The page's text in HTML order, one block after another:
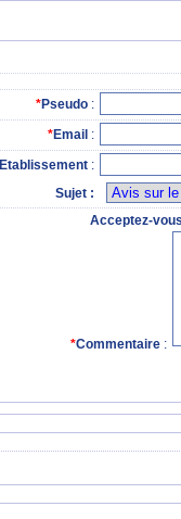
*Pseudo :
*Email :
Etablissement :
Sujet :
Acceptez-
*Commentaire: